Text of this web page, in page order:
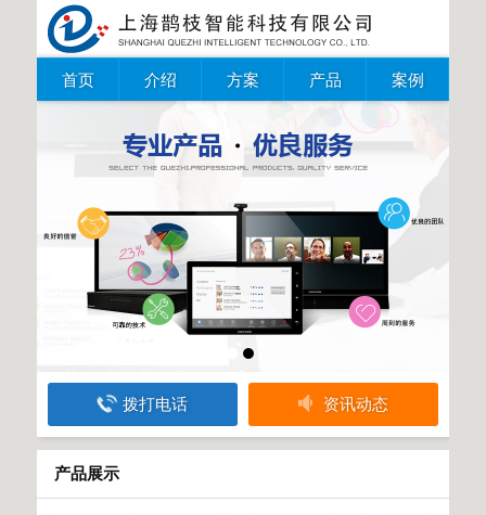
首页 介绍 方案 产品 案例
拨打电话 资讯动态
产品展示